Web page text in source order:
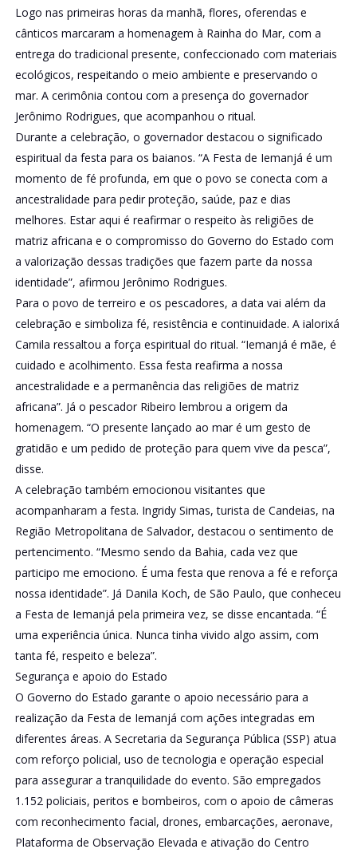
Logo nas primeiras horas da manhã, flores, oferendas e
cânticos marcaram a homenagem à Rainha do Mar, com a
entrega do tradicional presente, confeccionado com materiais
ecológicos, respeitando o meio ambiente e preservando o
mar. A cerimônia contou com a presença do governador
Jerônimo Rodrigues, que acompanhou o ritual.
Durante a celebração, o governador destacou o significado
espiritual da festa para os baianos. “A Festa de Iemanjá é um
momento de fé profunda, em que o povo se conecta com a
ancestralidade para pedir proteção, saúde, paz e dias
melhores. Estar aqui é reafirmar o respeito às religiões de
matriz africana e o compromisso do Governo do Estado com
a valorização dessas tradições que fazem parte da nossa
identidade”, afirmou Jerônimo Rodrigues.
Para o povo de terreiro e os pescadores, a data vai além da
celebração e simboliza fé, resistência e continuidade. A ialorixá
Camila ressaltou a força espiritual do ritual. “Iemanjá é mãe, é
cuidado e acolhimento. Essa festa reafirma a nossa
ancestralidade e a permanência das religiões de matriz
africana”. Já o pescador Ribeiro lembrou a origem da
homenagem. “O presente lançado ao mar é um gesto de
gratidão e um pedido de proteção para quem vive da pesca”,
disse.
A celebração também emocionou visitantes que
acompanharam a festa. Ingridy Simas, turista de Candeias, na
Região Metropolitana de Salvador, destacou o sentimento de
pertencimento. “Mesmo sendo da Bahia, cada vez que
participo me emociono. É uma festa que renova a fé e reforça
nossa identidade”. Já Danila Koch, de São Paulo, que conheceu
a Festa de Iemanjá pela primeira vez, se disse encantada. “É
uma experiência única. Nunca tinha vivido algo assim, com
tanta fé, respeito e beleza”.
Segurança e apoio do Estado
O Governo do Estado garante o apoio necessário para a
realização da Festa de Iemanjá com ações integradas em
diferentes áreas. A Secretaria da Segurança Pública (SSP) atua
com reforço policial, uso de tecnologia e operação especial
para assegurar a tranquilidade do evento. São empregados
1.152 policiais, peritos e bombeiros, com o apoio de câmeras
com reconhecimento facial, drones, embarcações, aeronave,
Plataforma de Observação Elevada e ativação do Centro